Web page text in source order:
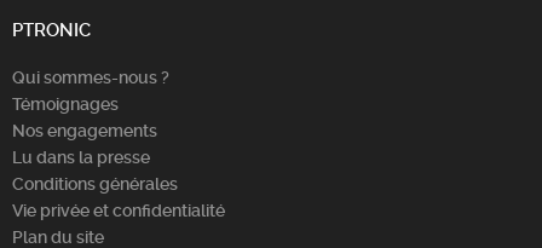
PTRONIC
Qui sommes-nous ?
Témoignages
Nos engagements
Lu dans la presse
Conditions générales
Vie privée et confidentialité
Plan du site